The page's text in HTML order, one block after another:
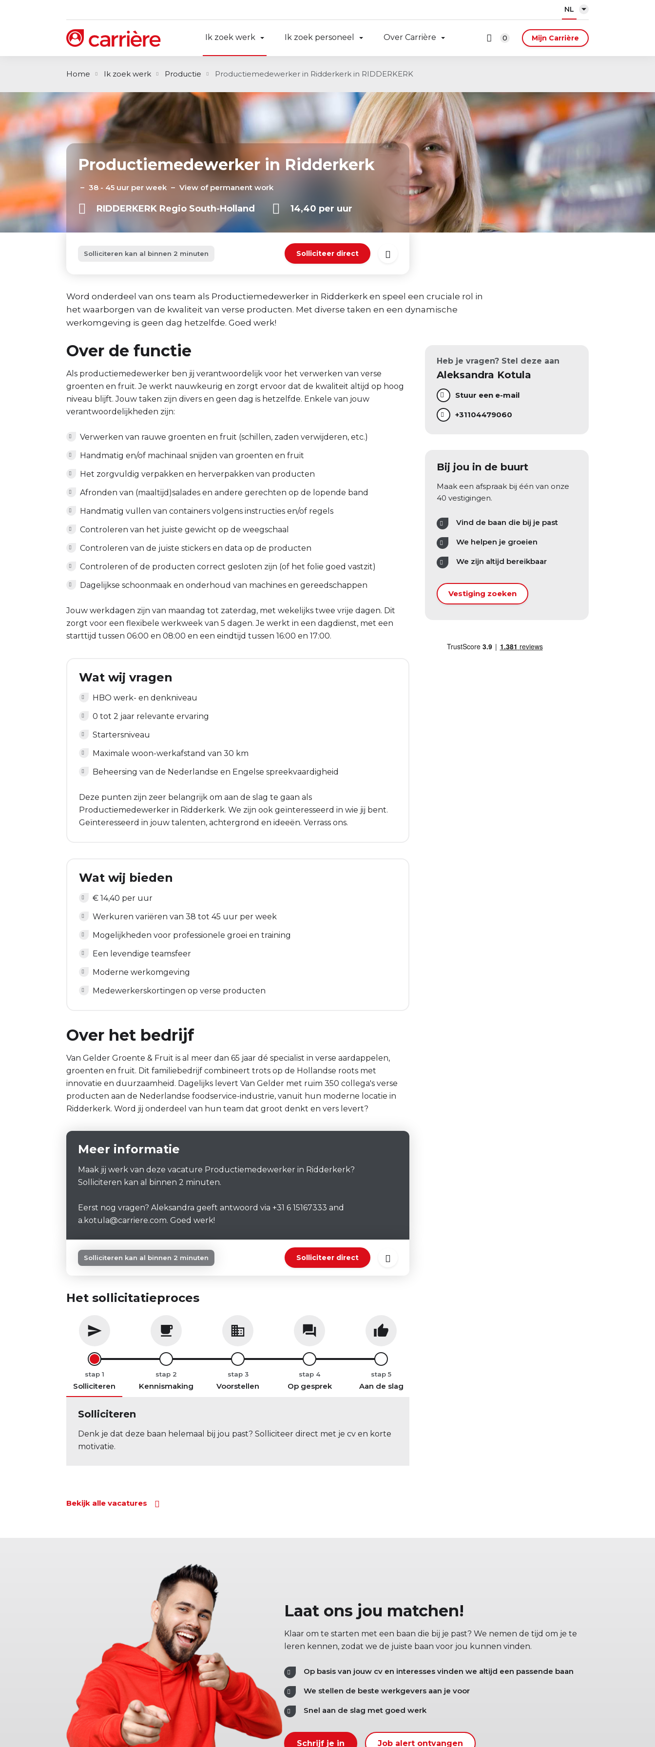
NL
Ik zoek werk Ik zoek personeel Over Carrière 0 Mijn Carrière
Home Ik zoek werk Productie Productiemedewerker in Ridderkerk in RIDDERKERK
Productiemedewerker in Ridderkerk
38 - 45 uur per week View of permanent work
RIDDERKERK Regio South-Holland 14,40 per uur
Solliciteren kan al binnen 2 minuten Solliciteer direct
Word onderdeel van ons team als Productiemedewerker in Ridderkerk en speel een cruciale rol in
het waarborgen van de kwaliteit van verse producten. Met diverse taken en een dynamische
werkomgeving is geen dag hetzelfde. Goed werk!
Over de functie
Als productiemedewerker ben jij verantwoordelijk voor het verwerken van verse
groenten en fruit. Je werkt nauwkeurig en zorgt ervoor dat de kwaliteit altijd op hoog
niveau blijft. Jouw taken zijn divers en geen dag is hetzelfde. Enkele van jouw
verantwoordelijkheden zijn:
Verwerken van rauwe groenten en fruit (schillen, zaden verwijderen, etc.)
Handmatig en/of machinaal snijden van groenten en fruit
Het zorgvuldig verpakken en herverpakken van producten
Afronden van (maaltijd)salades en andere gerechten op de lopende band
Handmatig vullen van containers volgens instructies en/of regels
Controleren van het juiste gewicht op de weegschaal
Controleren van de juiste stickers en data op de producten
Controleren of de producten correct gesloten zijn (of het folie goed vastzit)
Dagelijkse schoonmaak en onderhoud van machines en gereedschappen
Jouw werkdagen zijn van maandag tot zaterdag, met wekelijks twee vrije dagen. Dit
zorgt voor een flexibele werkweek van 5 dagen. Je werkt in een dagdienst, met een
starttijd tussen 06:00 en 08:00 en een eindtijd tussen 16:00 en 17:00.
Wat wij vragen
HBO werk- en denkniveau
0 tot 2 jaar relevante ervaring
Startersniveau
Maximale woon-werkafstand van 30 km
Beheersing van de Nederlandse en Engelse spreekvaardigheid
Deze punten zijn zeer belangrijk om aan de slag te gaan als
Productiemedewerker in Ridderkerk. We zijn ook geïnteresseerd in wie jij bent.
Geïnteresseerd in jouw talenten, achtergrond en ideeën. Verrass ons.
Wat wij bieden
€ 14,40 per uur
Werkuren variëren van 38 tot 45 uur per week
Mogelijkheden voor professionele groei en training
Een levendige teamsfeer
Moderne werkomgeving
Medewerkerskortingen op verse producten
Over het bedrijf
Van Gelder Groente & Fruit is al meer dan 65 jaar dé specialist in verse aardappelen,
groenten en fruit. Dit familiebedrijf combineert trots op de Hollandse roots met
innovatie en duurzaamheid. Dagelijks levert Van Gelder met ruim 350 collega's verse
producten aan de Nederlandse foodservice-industrie, vanuit hun moderne locatie in
Ridderkerk. Word jij onderdeel van hun team dat groot denkt en vers levert?
Meer informatie
Maak jij werk van deze vacature Productiemedewerker in Ridderkerk?
Solliciteren kan al binnen 2 minuten.
Eerst nog vragen? Aleksandra geeft antwoord via +31 6 15167333 and
a.kotula@carriere.com. Goed werk!
Solliciteren kan al binnen 2 minuten Solliciteer direct
Het sollicitatieproces
stap
Solliciteren
stap
Kennismaking
stap
Voorstellen
stap
Op gesprek
stap
Aan de slag
Solliciteren
Denk je dat deze baan helemaal bij jou past? Solliciteer direct met je cv en korte
motivatie.
Heb je vragen? Stel deze aan
Aleksandra Kotula
Stuur een e-mail
+31104479060
Bij jou in de buurt
Maak een afspraak bij één van onze
40 vestigingen.
Vind de baan die bij je past
We helpen je groeien
We zijn altijd bereikbaar
Vestiging zoeken
Bekijk alle vacatures
Laat ons jou matchen!
Klaar om te starten met een baan die bij je past? We nemen de tijd om je te
leren kennen, zodat we de juiste baan voor jou kunnen vinden.
Op basis van jouw cv en interesses vinden we altijd een passende baan
We stellen de beste werkgevers aan je voor
Snel aan de slag met goed werk
Schrijf je in Job alert ontvangen